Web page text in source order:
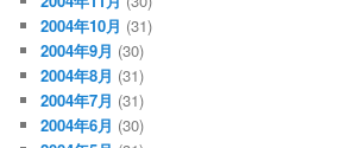
2004年10月 (31)
2004年9月 (30)
2004年8月 (31)
2004年7月 (31)
2004年6月 (30)